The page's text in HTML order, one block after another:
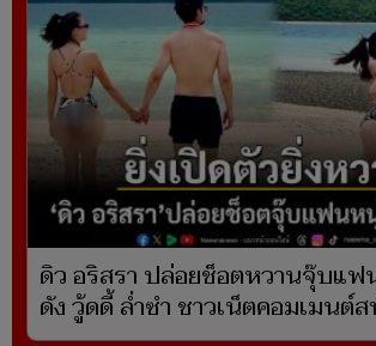
ดิว อริสรา ปล่อยช็อตหวานจุ๊บแ
ดัง วู้ดดี้ ล่ำซำ ชาวเน็ตคอมเมนต์